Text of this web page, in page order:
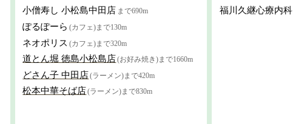
小僧寿し 小松島中田店 まで690m
ぽるぽーら (カフェ)まで130m
ネオポリス (カフェ)まで320m
道とん堀 徳島小松島店(お好み焼き)まで1660m
どさん子 中田店(ラーメン)まで420m
松本中華そば店(ラーメン)まで830m
福川久継心療内科